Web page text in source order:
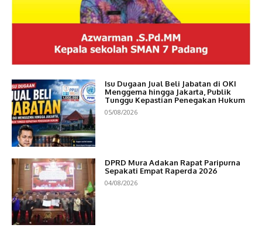
Isu Dugaan Jual Beli Jabatan di OKI
Menggema hingga Jakarta, Publik
Tunggu Kepastian Penegakan Hukum
05/08/2026
DPRD Mura Adakan Rapat Paripurna
Sepakati Empat Raperda 2026
04/08/2026